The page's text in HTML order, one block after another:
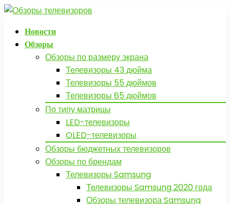
Новости
Обзоры
Обзоры по размеру экрана
Телевизоры 43 дюйма
Телевизоры 55 дюймов
Телевизоры 65 дюймов
По типу матрицы
LED-телевизоры
OLED-телевизоры
Обзоры бюджетных телевизоров
Обзоры по брендам
Телевизоры Samsung
Телевизоры Samsung 2020 года
Обзоры телевизора Samsung